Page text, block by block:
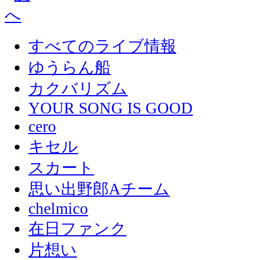
すべてのライブ情報
ゆうらん船
カクバリズム
YOUR SONG IS GOOD
cero
キセル
スカート
思い出野郎Aチーム
chelmico
在日ファンク
片想い